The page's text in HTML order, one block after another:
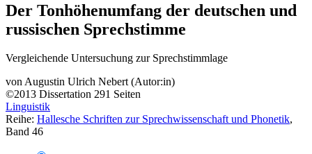
Der Tonhöhenumfang der deutschen und
russischen Sprechstimme
Vergleichende Untersuchung zur Sprechstimmlage
vonAugustin Ulrich Nebert (Autor:in)
©2013 Dissertation 291 Seiten
Linguistik
Reihe: Hallesche Schriften zur Sprechwissenschaft und Phonetik,
Band 46